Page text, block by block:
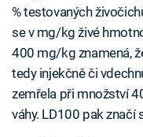
% testovaných
se v mg/kg živé
400 mg/kg znamená,
tedy injekčně či
zemřela při množství
váhy. LD100 pak značí